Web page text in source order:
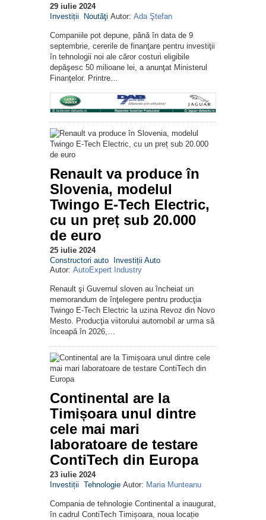
29 iulie 2024
Investiții
Noutăţi Autor: Ada Ştefan
Companiile pot depune, până în data de 9
septembrie, cererile de finanţare pentru investiţii
în tehnologii noi ale căror costuri eligibile
depăşesc 50 milioane lei, a anunţat Ministerul
Finanţelor. Printre…
Renault va produce în
Slovenia, modelul
Twingo E-Tech Electric,
cu un preț sub 20.000
de euro
25 iulie 2024
Constructori auto
Investiții Auto
Autor: AutoExpert Industry
Renault şi Guvernul sloven au încheiat un
memorandum de înţelegere pentru producţia
Twingo E-Tech Electric la uzina Revoz din Novo
Mesto. Producţia viitorului automobil ar urma să
înceapă în 2026,…
Continental are la
Timișoara unul dintre
cele mai mari
laboratoare de testare
ContiTech din Europa
23 iulie 2024
Investiții Tehnologie Autor: Maria Munteanu
Compania de tehnologie Continental a inaugurat,
în cadrul ContiTech Timișoara, noua locație